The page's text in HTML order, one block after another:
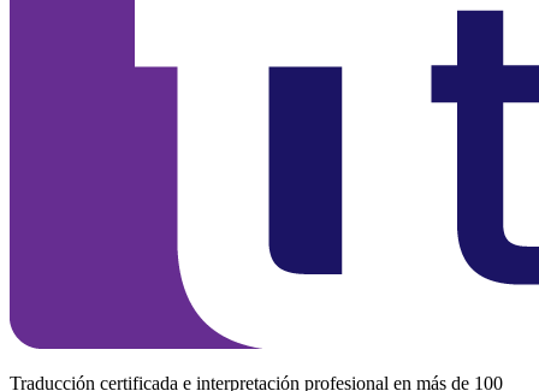
Traducción certificada e interpretación profesional en más de 100